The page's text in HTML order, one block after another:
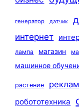
генератор датчик
интернет
лампа
магазин
машинное
растение
робототехника